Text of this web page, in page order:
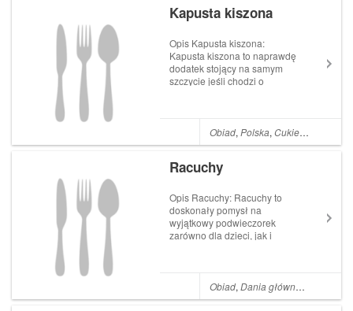
bądź w niedzielny dzień
lenistwa. Nie należy
zapominać,...
Kapusta kiszona
Opis Kapusta kiszona:
Kapusta kiszona to naprawdę
dodatek stojący na samym
szczycie jeśli chodzi o
przeciwbakteryjnie.
Fantastycznie wzmacnia
dostarcza nasze...
Obiad,Polska,Cukier ,Mąka
Racuchy
Opis Racuchy: Racuchy to
doskonały pomysł na
wyjątkowy podwieczorek
zarówno dla dzieci, jak i
placki, które są podawane na
słodko. Pamiętajmy, że do ich
Obiad,Dania główne ,